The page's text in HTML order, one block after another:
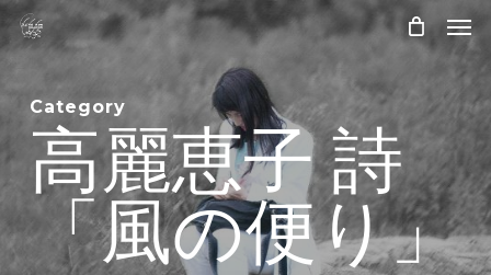
Skip
Category
高麗恵子 詩
「風の便り」